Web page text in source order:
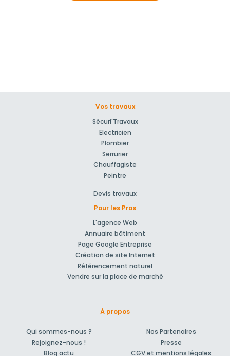
Vos travaux
Sécuri'Travaux
Electricien
Plombier
Serrurier
Chauffagiste
Peintre
Devis travaux
Pour les Pros
L'agence Web
Annuaire bâtiment
Page Google Entreprise
Création de site Internet
Référencement naturel
Vendre sur la place de marché
À propos
Qui sommes-nous ?
Rejoignez-nous !
Blog actu
Nos Partenaires
Presse
CGV et mentions légales